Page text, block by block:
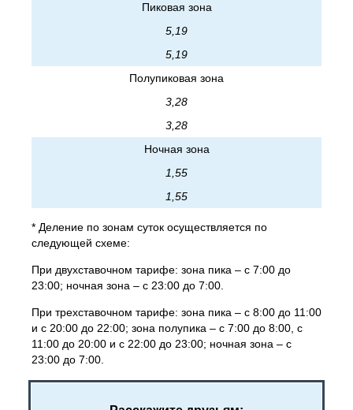
Пиковая зона
5,19
5,19
Полупиковая зона
3,28
3,28
Ночная зона
1,55
1,55
* Деление по зонам суток осуществляется по
следующей схеме:
При двухставочном тарифе: зона пика – с 7:00 до
23:00; ночная зона – с 23:00 до 7:00.
При трехставочном тарифе: зона пика – с 8:00 до 11:00
и с 20:00 до 22:00; зона полупика – с 7:00 до 8:00, с
11:00 до 20:00 и с 22:00 до 23:00; ночная зона – с
23:00 до 7:00.